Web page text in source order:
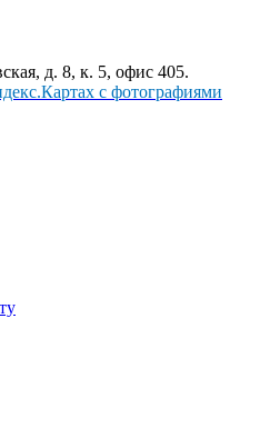
д. 8, к. 5, офис 405.
с фотографиями